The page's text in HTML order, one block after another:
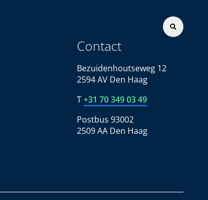
Contact
Bezuidenhoutseweg 12
2594 AV Den Haag
T+31 70 349 03 49
Postbus 93002
2509 AA Den Haag